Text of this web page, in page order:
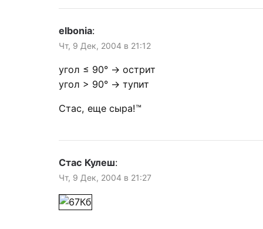
elbonia:
Чт, 9 Дек, 2004 в 21:12
угол ≤ 90° → острит
угол > 90° → тупит
Стас, еще сыра!™
Стас Кулеш:
Чт, 9 Дек, 2004 в 21:27